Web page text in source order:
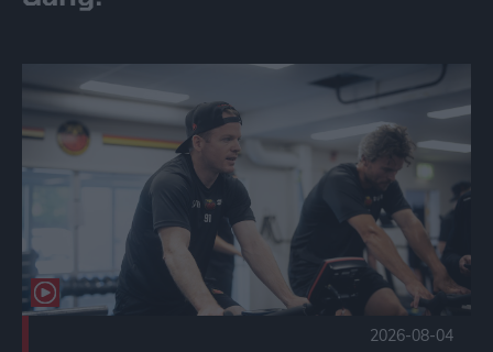
Röster från återsamlingen | SHL & SDHL Publicerad 2026-
2026-08-04